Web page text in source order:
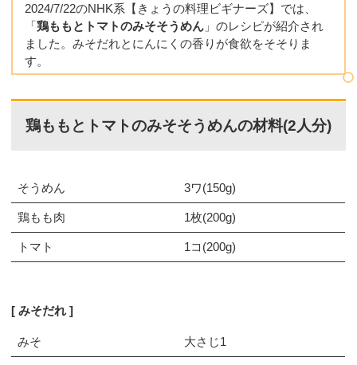
2024/7/22のNHK系【きょうの料理ビギナーズ】では、
「鶏ももとトマトのみそそうめん 」のレシピが紹介され
ました。みそだれとにんにくの香りが食欲をそそりま
す。
鶏ももとトマトのみそそうめんの材料(2人分)
そうめん 3ワ(150g)
鶏もも肉 1枚(200g)
トマト 1コ(200g)
みそだれ
みそ 大さじ1